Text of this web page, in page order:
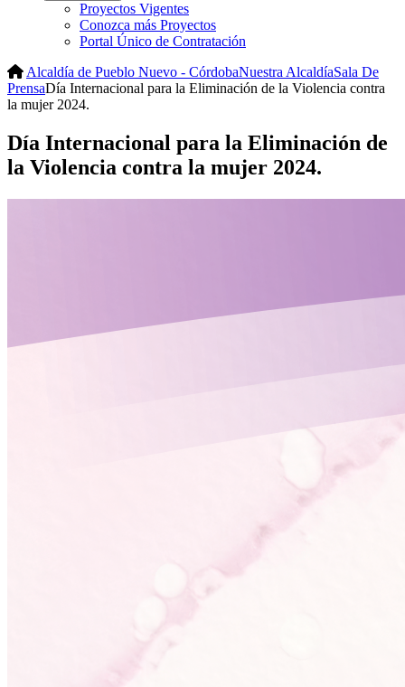
Proyectos Vigentes
Conozca más Proyectos
Portal Único de Contratación
Alcaldía de Pueblo Nuevo - CórdobaNuestra AlcaldíaSala De
PrensaDía Internacional para la Eliminación de la Violencia contra
la mujer 2024.
Día Internacional para la Eliminación de
la Violencia contra la mujer 2024.